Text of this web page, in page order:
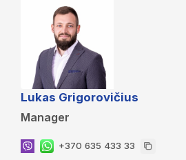
Lukas Grigorovičius
Manager
+370 635 433 33